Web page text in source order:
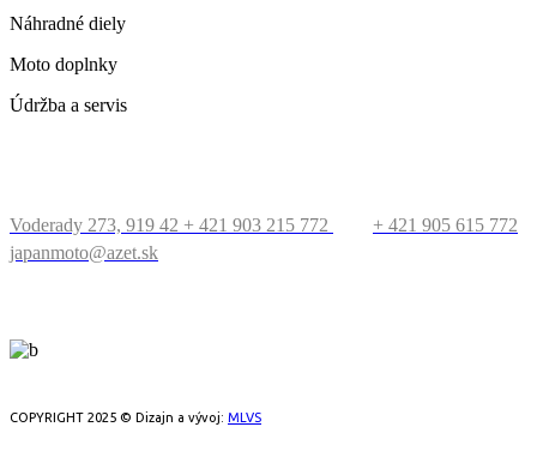
Náhradné diely
Moto doplnky
Údržba a servis
Voderady 273, 919 42 + 421 903 215 772
+ 421 905 615 772
japanmoto@azet.sk
COPYRIGHT 2025 © Dizajn a vývoj: MLVS